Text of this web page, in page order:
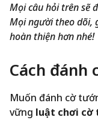
Mọi câu hỏi trên sẽ
Mọi người theo dõi,
hoàn thiện hơn nhé!
Cách đánh
Muốn đánh cờ
vững luật chơi cờ